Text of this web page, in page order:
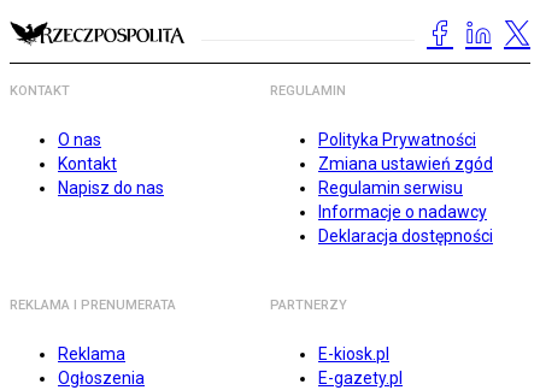
KONTAKT
O nas
Kontakt
Napisz do nas
REGULAMIN
Polityka Prywatności
Zmiana ustawień zgód
Regulamin serwisu
Informacje o nadawcy
Deklaracja dostępności
REKLAMA I PRENUMERATA
Reklama
Ogłoszenia
PARTNERZY
E-kiosk.pl
E-gazety.pl